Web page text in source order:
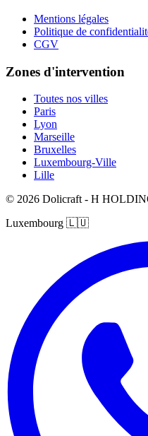
Mentions légales
Politique de
CGV
Zones d'intervention
Toutes nos villes
Paris
Lyon
Marseille
Bruxelles
Luxembourg-Ville
Lille
© 2026 Dolicraft - H
Luxembourg 🇱🇺